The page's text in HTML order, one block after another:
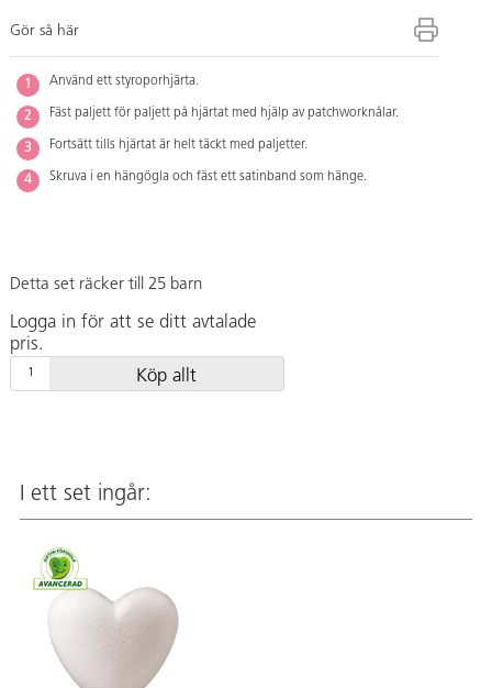
Gör så här
Använd ett styroporhjärta.
Fäst paljett för paljett på hjärtat med hjälp av patchworknålar.
Fortsätt tills hjärtat är helt täckt med paljetter.
Skruva i en hängögla och fäst ett satinband som hänge.
Detta set räcker till 25 barn
Logga in för att se ditt avtalade
pris.
Köp allt
I ett set ingår: